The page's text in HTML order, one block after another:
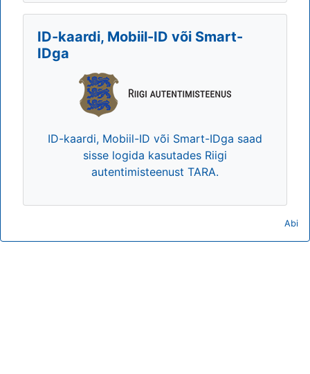
ID-kaardi, Mobiil-ID või Smart-
IDga
ID-kaardi, Mobiil-ID või Smart-IDga saad
sisse logida kasutades Riigi
autentimisteenust TARA.
Abi